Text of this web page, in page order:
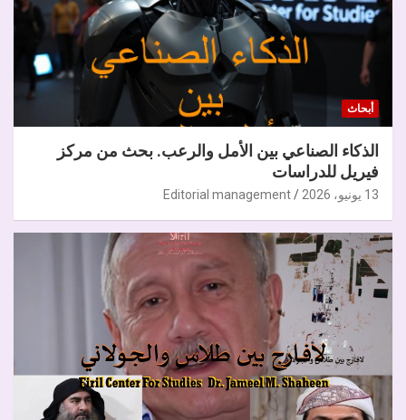
أبحاث
الذكاء الصناعي بين الأمل والرعب. بحث من مركز
فيريل للدراسات
13 يونيو، 2026 Editorial management